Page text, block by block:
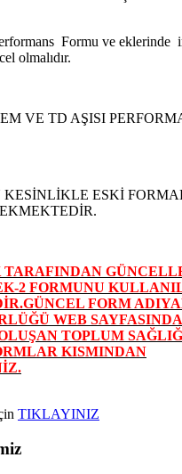
Formu ve eklerinde
olmalıdır.
VE TD AŞISI
KESİNLİKLE ESKİ
2 FORMUNU
FORM
WEB
TOPLUM
KISMINDAN
TIKLAYINIZ